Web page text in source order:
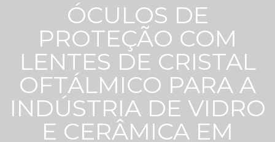
ÓCULOS DE
PROTEÇÃO COM
LENTES DE CRISTAL
OFTÁLMICO PARA A
INDÚSTRIA DE VIDRO
E CERÂMICA EM